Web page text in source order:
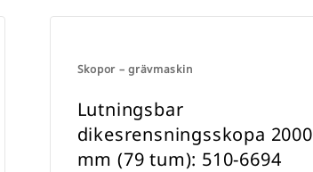
Skopor – grävmaskin
Lutningsbar
dikesrensningsskopa 2000
mm (79 tum): 510-6694